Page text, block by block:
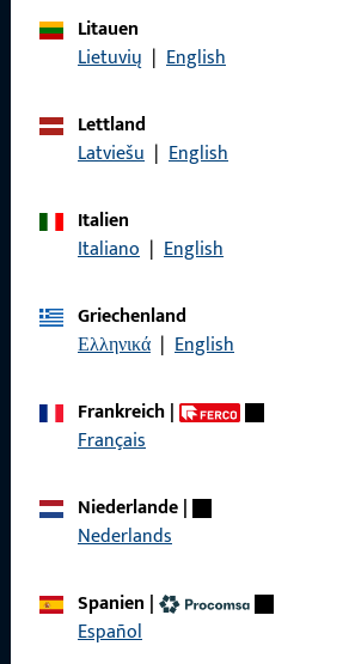
Litauen
Lietuvių | English
Lettland
Latviešu | English
Italien
Italiano | English
Griechenland
Ελληνικά | English
Frankreich|
Français
Niederlande|
Nederlands
Spanien |
Español
Allgemeines
Datenschutz
Schnelleinstieg